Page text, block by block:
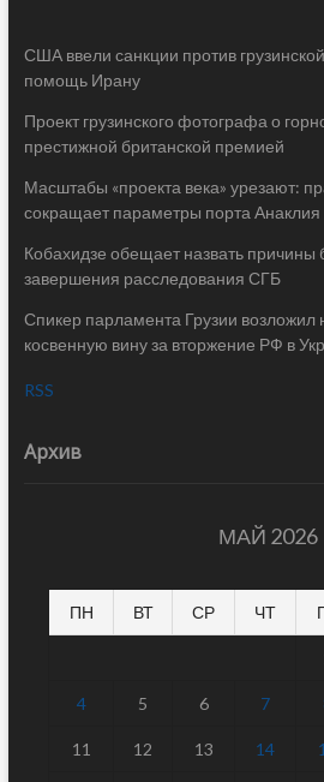
США ввели санкции против
помощь Ирану
Проект грузинского фотографа о
престижной британской премией
Масштабы «проекта века» урезают:
сокращает параметры порта Анаклия
Кобахидзе обещает назвать причины
завершения расследования СГБ
Спикер парламента Грузии возложил
косвенную вину за вторжение РФ в
RSS
Архив
МАЙ 2026
ПН ВТ СР ЧТ
4 5 6 7
11 12 13 14